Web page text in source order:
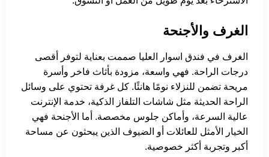
الغرف والأجنحة
الغرف في فندق اسوار العليا صممت بعناية لتوفر أقصى
درجات الراحة. فهي واسعة، مزودة بأثاث فاخر وأسرة
مريحة تضمن للنزلاء نومًا هانئًا. كل غرفة تحتوي على وسائل
الراحة الحديثة مثل شاشات التلفاز الذكية، خدمة الإنترنت
عالية السرعة، وأماكن جلوس مخصصة. أما الأجنحة فهي
الخيار الأمثل للعائلات أو الضيوف الذين يبحثون عن مساحة
أكبر وتجربة أكثر خصوصية.